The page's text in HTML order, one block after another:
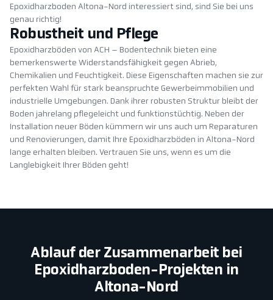
Epoxidharzboden Altona-Nord interessiert sind, sind Sie bei uns
genau richtig!
Robustheit und Pflege
Epoxidharzböden von ACH – Bodentechnik bieten eine
bemerkenswerte Widerstandsfähigkeit gegen Abrieb,
Chemikalien und Feuchtigkeit. Diese Eigenschaften machen sie zur
perfekten Wahl für stark beanspruchte Gewerbeimmobilien und
industrielle Umgebungen. Dank ihrer robusten Struktur bleibt der
Boden jahrelang pflegeleicht und funktionstüchtig. Neben der
Installation neuer Böden kümmern wir uns auch um Reparaturen
und Renovierungen, damit Ihre Epoxidharzböden in Altona-Nord
lange erhalten bleiben. Vertrauen Sie uns, wenn es um die
Langlebigkeit Ihrer Böden geht!
Ablauf der Zusammenarbeit bei
Epoxidharzboden-Projekten in
Altona-Nord